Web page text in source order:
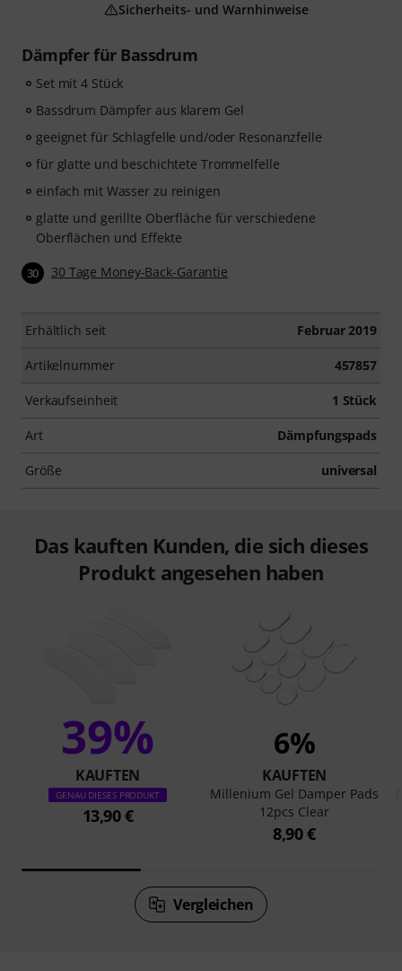
Dämpfer für Bassdrum
Set mit 4 Stück
Bassdrum Dämpfer aus klarem Gel
geeignet für Schlagfelle und/oder Resonanzfelle
für glatte und beschichtete Trommelfelle
einfach mit Wasser zu reinigen
glatte und gerillte Oberfläche für verschiedene
Oberflächen und Effekte
30 30 Tage Money-Back-Garantie
Erhältlich seit Februar 2019
Artikelnummer 457857
Verkaufseinheit 1 Stück
Art Dämpfungspads
Größe universal
Sicherheits- und Warnhinweise
Das kauften Kunden, die sich dieses
Produkt angesehen haben
39%
KAUFTEN
GENAU DIESES PRODUKT
13,90 €
6%
KAUFTEN
Millenium Gel Damper Pads
12pcs Clear
8,90 €
Vergleichen